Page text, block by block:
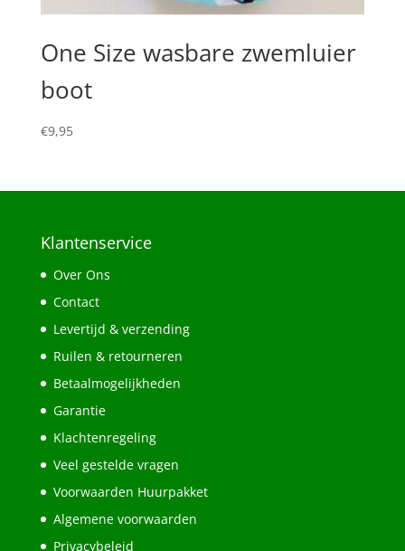
One Size wasbare zwemluier
boot
€9,95
Klantenservice
Over Ons
Contact
Levertijd & verzending
Ruilen & retourneren
Betaalmogelijkheden
Garantie
Klachtenregeling
Veel gestelde vragen
Voorwaarden Huurpakket
Algemene voorwaarden
Privacybeleid